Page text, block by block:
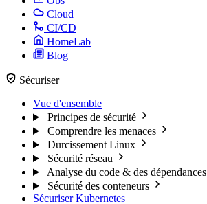
Cloud
CI/CD
HomeLab
Blog
Sécuriser
Vue d'ensemble
Principes de sécurité
Comprendre les menaces
Durcissement Linux
Sécurité réseau
Analyse du code & des dépendances
Sécurité des conteneurs
Sécuriser Kubernetes